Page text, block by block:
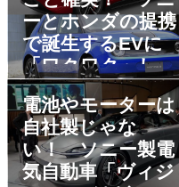
ーとホンダの提携
で誕生するEVに
「ワクワク」しか
なかった
電池やモーターは
自社製じゃな
い！ ソニー製電
気自動車「ヴィジ